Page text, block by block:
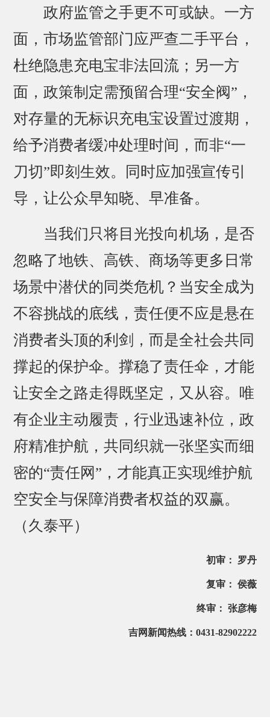
政府监管之手更不可或缺。一方
面，市场监管部门应严查二手平台，
杜绝隐患充电宝非法回流；另一方
面，政策制定需预留合理“安全阀”，
对存量的无标识充电宝设置过渡期，
给予消费者缓冲处理时间，而非“一
刀切”即刻生效。同时应加强宣传引
导，让公众早知晓、早准备。
当我们只将目光投向机场，是否
忽略了地铁、高铁、商场等更多日常
场景中潜伏的同类危机？当安全成为
不容挑战的底线，责任便不应是悬在
消费者头顶的利剑，而是全社会共同
撑起的保护伞。撑稳了责任伞，才能
让安全之路走得既坚定，又从容。唯
有企业主动履责，行业迅速补位，政
府精准护航，共同织就一张坚实而细
密的“责任网”，才能真正实现维护航
空安全与保障消费者权益的双赢。
（久泰平）
初审： 罗丹
复审： 侯薇
终审： 张彦梅
吉网新闻热线：0431-82902222